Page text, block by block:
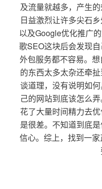
及流量就越多，产生
日益激烈让许多尖石
以及Google优化推广
歌SEO这块后会发现
外包服务都不容易。
的东西太多太杂还牵
谈道理，没有说明如
己的网站到底该怎么
花了大量时间精力去
是很差。不知道到底
信心。综上，找到一